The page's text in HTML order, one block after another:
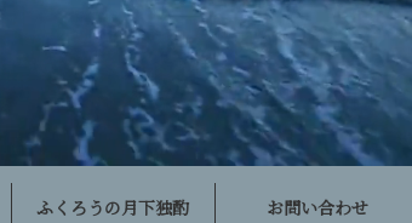
ふくろうの月下独酌 お問い合わせ